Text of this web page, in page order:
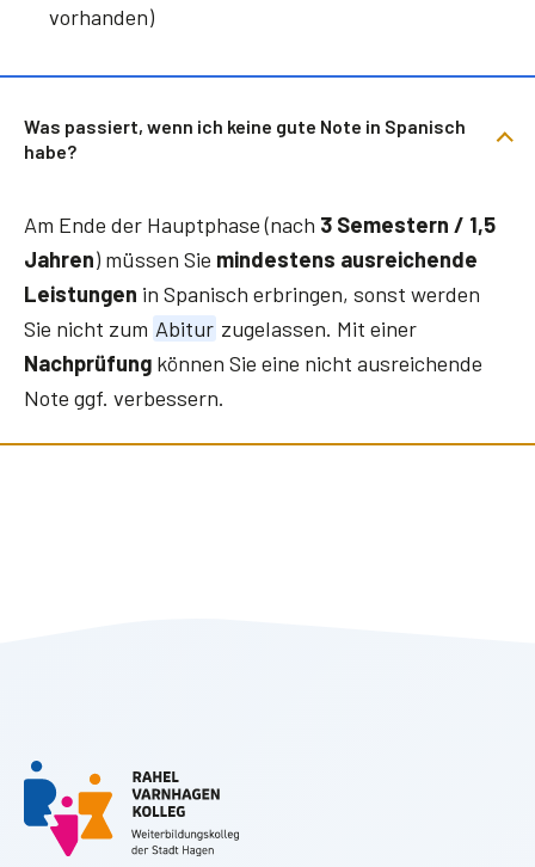
vorhanden)
Was passiert, wenn ich keine gute Note in Spanisch
habe?
Am Ende der Hauptphase (nach 3 Semestern / 1,5
Jahren) müssen Sie mindestens ausreichende
Leistungen in Spanisch erbringen, sonst werden
Sie nicht zum Abitur zugelassen. Mit einer
Nachprüfung können Sie eine nicht ausreichende
Note ggf. verbessern.